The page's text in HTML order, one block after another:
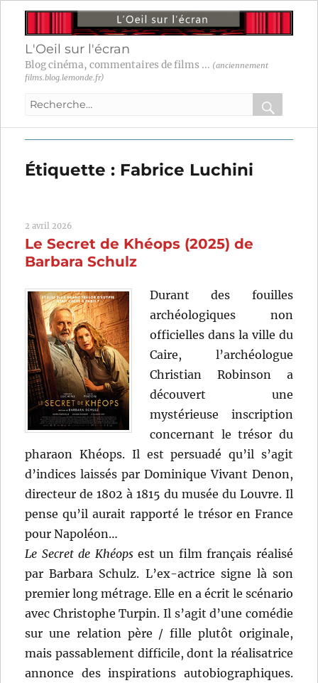
L'Oeil sur l'écran
Blog cinéma, commentaires de films ... (anciennement
films.blog.lemonde.fr)
Recherche
:
OK
Étiquette : Fabrice Luchini
2 avril 2026
Le Secret de Khéops (2025) de
Barbara Schulz
Durant des fouilles
archéologiques non
officielles dans la ville du
Caire, l’archéologue
Christian Robinson a
découvert une
mystérieuse inscription
concernant le trésor du
pharaon Khéops. Il est persuadé qu’il s’agit
d’indices laissés par Dominique Vivant Denon,
directeur de 1802 à 1815 du musée du Louvre. Il
pense qu’il aurait rapporté le trésor en France
pour Napoléon…
Le Secret de Khéopsest un film français réalisé
par Barbara Schulz. L’ex-actrice signe là son
premier long métrage. Elle en a écrit le scénario
avec Christophe Turpin. Il s’agit d’une comédie
sur une relation père / fille plutôt originale,
mais passablement difficile, dont la réalisatrice
annonce des inspirations autobiographiques.